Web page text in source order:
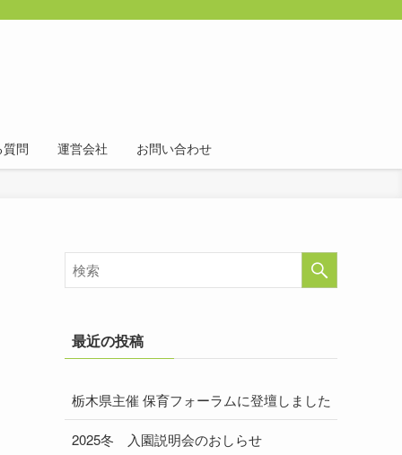
問 運営会社 お問い合わせ
最近の投稿
栃木県主催 保育フォーラムに登壇しました
2025冬 入園説明会のおしらせ